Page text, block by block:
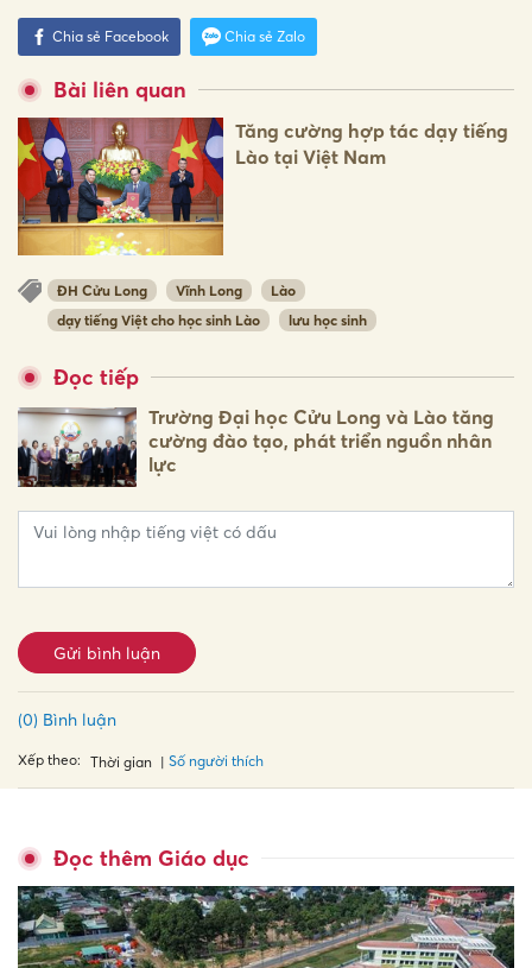
Chia sẻ Facebook Chia sẻ Zalo
Bài liên quan
Tăng cường hợp tác dạy tiếng
Lào tại Việt Nam
ĐH Cửu Long Vĩnh Long
Lào
dạy tiếng Việt cho học sinh Lào
lưu học sinh
Đọc tiếp
Trường Đại học Cửu Long và Lào tăng
cường đào tạo, phát triển nguồn nhân
lực
Gửi bình luận
(0) Bình luận
Xếp theo: Thời gian Số người thích
Đọc thêm Giáo dục